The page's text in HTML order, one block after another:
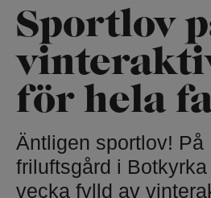
Sportlov
för hela
Äntligen sportlov! På
friluftsgård i
vecka fylld av